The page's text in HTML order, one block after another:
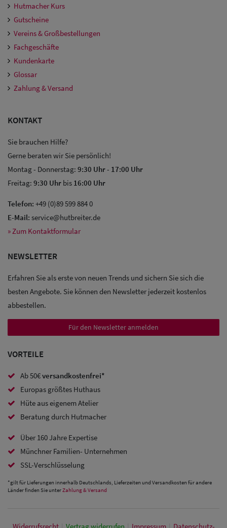
Sale: Caps
Sale: Army
Caps
Sale:
Caps
Sale: Caps
mit
Hutmacher Kurs
Gutscheine
Vereins & Großbestellungen
Fachgeschäfte
Kundenkarte
Glossar
Zahlung & Versand
KONTAKT
Sie brauchen Hilfe?
Gerne beraten wir Sie persönlich!
Montag - Donnerstag: 9:30 Uhr- 17:00 Uhr
Freitag: 9:30 Uhr bis 16:00 Uhr
Telefon: +49 (0)89 599 884 0
E-Mail: service@hutbreiter.de
» Zum Kontaktformular
NEWSLETTER
Erfahren Sie als erste von neuen Trends und sichern Sie sich die
besten Angebote. Sie können den Newsletter jederzeit kostenlos
abbestellen.
Für den Newsletter anmelden
VORTEILE
Ab 50€versandkostenfrei*
Europas größtes Huthaus
Hüte aus eigenem Atelier
Beratung durch Hutmacher
Über 160 Jahre Expertise
Münchner Familien- Unternehmen
SSL-Verschlüsselung
*gilt für Lieferungen innerhalb Deutschlands, Lieferzeiten und Versandkosten für andere
Länder finden Sie unter Zahlung & Versand
Widerrufs­recht Vertrag widerrufen Impressum Daten­schutz­